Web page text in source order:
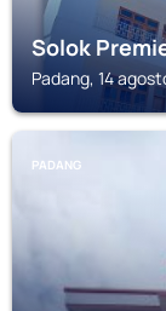
Solok
Padang, 14
PADANG